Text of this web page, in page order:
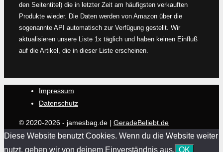
den Seitentitel) die in letzter Zeit am häufigsten verkauften
Produkte wieder. Die Daten werden von Amazon über die
sogenannte API automatisch zur Verfügung gestellt. Wir
aktualisieren unsere Liste 1x täglich und haben keinen Einfluß
auf die Artikel, die in dieser Liste erscheinen.
Impressum
Datenschutz
© 2020-2026 - jamesbag.de | GeradeBeliebt.de
Diese Website benutzt Cookies. Wenn du die Website weiter
nutzt, gehen wir von deinem Einverständnis aus. OK